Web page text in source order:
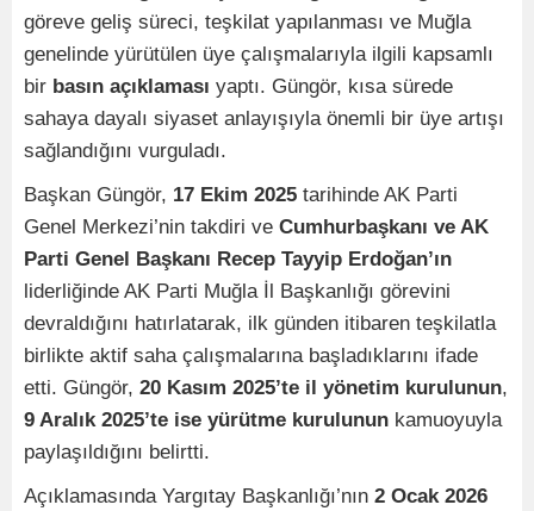
göreve geliş süreci, teşkilat yapılanması ve Muğla
genelinde yürütülen üye çalışmalarıyla ilgili kapsamlı
bir basın açıklaması yaptı. Güngör, kısa sürede
sahaya dayalı siyaset anlayışıyla önemli bir üye artışı
sağlandığını vurguladı.
Başkan Güngör, 17 Ekim 2025 tarihinde AK Parti
Genel Merkezi’nin takdiri ve Cumhurbaşkanı ve AK
Parti Genel Başkanı Recep Tayyip Erdoğan’ın
liderliğinde AK Parti Muğla İl Başkanlığı görevini
devraldığını hatırlatarak, ilk günden itibaren teşkilatla
birlikte aktif saha çalışmalarına başladıklarını ifade
etti. Güngör, 20 Kasım 2025’te il yönetim kurulunun,
9 Aralık 2025’te ise yürütme kurulunun kamuoyuyla
paylaşıldığını belirtti.
Açıklamasında Yargıtay Başkanlığı’nın 2 Ocak 2026